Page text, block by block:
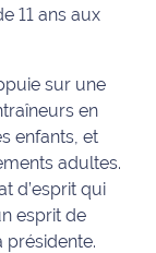
11 ans aux
sur une
en
enfants, et
adultes.
d’esprit qui
esprit de
présidente.